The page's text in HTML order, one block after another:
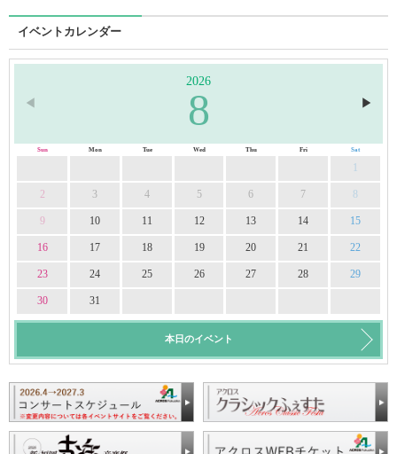
イベントカレンダー
◀︎
2026
8 ▶︎
Sun Mon Tue Wed Thu Fri Sat
1
2 3 4 5 6 7 8
9 10 11 12 13 14 15
16 17 18 19 20 21 22
23 24 25 26 27 28 29
30 31
本日のイベント